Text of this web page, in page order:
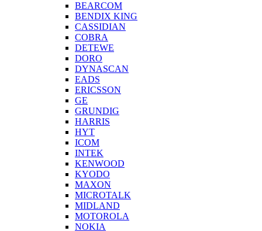
BEARCOM
BENDIX KING
CASSIDIAN
COBRA
DETEWE
DORO
DYNASCAN
EADS
ERICSSON
GE
GRUNDIG
HARRIS
HYT
ICOM
INTEK
KENWOOD
KYODO
MAXON
MICROTALK
MIDLAND
MOTOROLA
NOKIA